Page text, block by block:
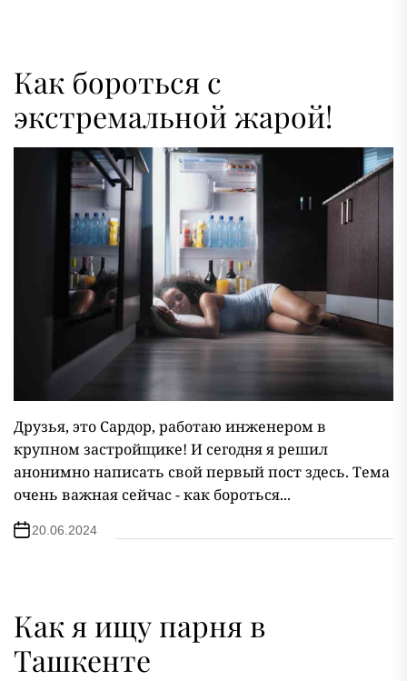
Как бороться с
экстремальной жарой!
Друзья, это Сардор, работаю инженером в
крупном застройщике! И сегодня я решил
анонимно написать свой первый пост здесь. Тема
очень важная сейчас - как бороться...
20.06.2024
Как я ищу парня в
Ташкенте